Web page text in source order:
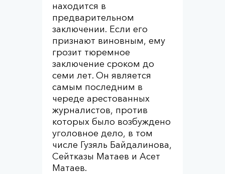
находится в
предварительном
заключении. Если его
признают виновным, ему
грозит тюремное
заключение сроком до
семи лет. Он является
самым последним в
череде арестованных
журналистов, против
которых было возбуждено
уголовное дело, в том
числе Гузяль Байдалинова,
Сейтказы Матаев и Асет
Матаев.